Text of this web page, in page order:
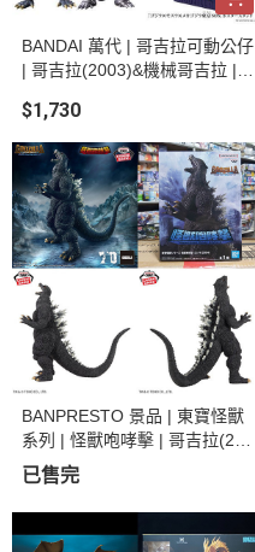
BANDAI 萬代 | 哥吉拉可動公仔
| 哥吉拉(2003)&機械哥吉拉 |
OS"海報架 | 全新未拆 | 現貨
$1,730
BANPRESTO 景品 | 東寶怪獸
系列 | 怪獸咆哮擊 | 哥吉拉(200
4) 高約15公分 | 全新未拆 | 現
貨
已售完